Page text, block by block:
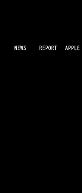
NEWS REPORT APPLE